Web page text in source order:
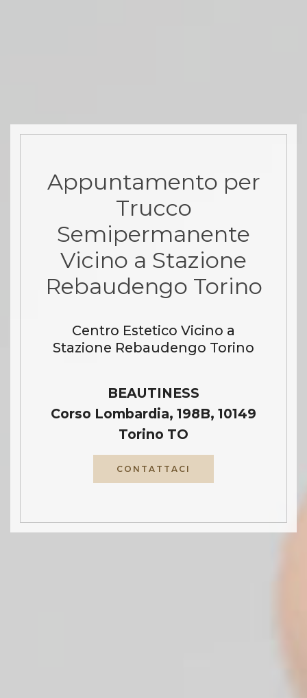
Appuntamento per
Trucco
Semipermanente
Vicino a Stazione
Rebaudengo Torino
Centro Estetico Vicino a
Stazione Rebaudengo Torino
BEAUTINESS
Corso Lombardia, 198B, 10149
Torino TO
CONTATTACI